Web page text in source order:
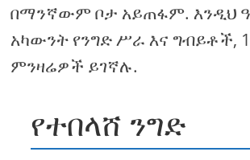
በማንኛውም ቦታ አይጠፋም. እንዲህ
አካውንት የንግድ ሥራ እና ግብይቶች,
ምንዛሬዎች ይገኛሉ.
የተበላሸ ንግድ